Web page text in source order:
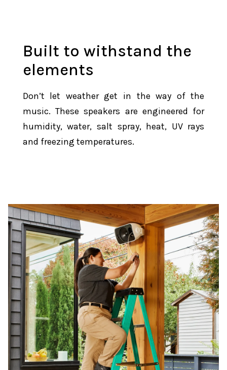
Built to withstand the
elements
Don’t let weather get in the way of the
music. These speakers are engineered for
humidity, water, salt spray, heat, UV rays
and freezing temperatures.